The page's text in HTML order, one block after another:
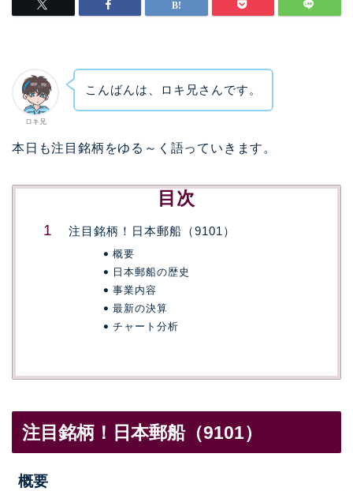
ロキ兄
こんばんは、ロキ兄さんです。
本日も注目銘柄をゆる～く語っていきます。
目次
注目銘柄！日本郵船（9101）
概要
日本郵船の歴史
事業内容
最新の決算
チャート分析
注目銘柄！日本郵船（9101）
概要